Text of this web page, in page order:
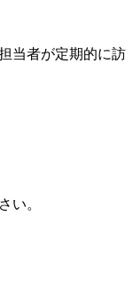
当者が定期的に訪
い。